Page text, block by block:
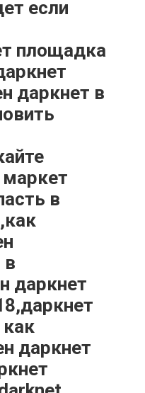
если
площадка
даркнет в
маркет
в
в
даркнет
даркнет